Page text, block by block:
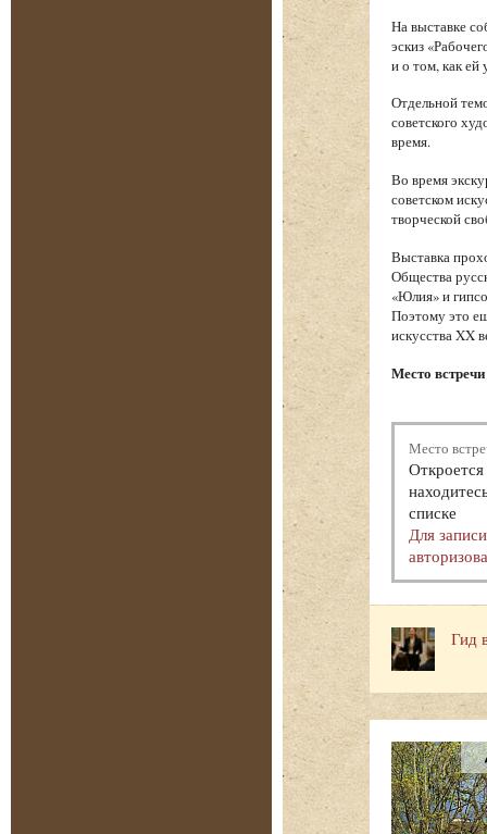
На выставке
эскиз
и о том, как ей
Отдельной
советского
время.
Во время
советском
творческой
Выставка
Общества
«Юлия» и
Поэтому это
искусства XX
Место
Место
списке
Для
Гид